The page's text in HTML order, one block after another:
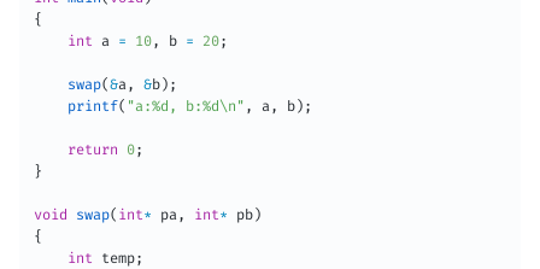
{
int a = 10, b = 20;
swap(&a , &b ) ;
printf( "a:%d, b:%d\n" , a , b ) ;
return 0;
}
void swap( int* pa , int* pb )
{
int temp;